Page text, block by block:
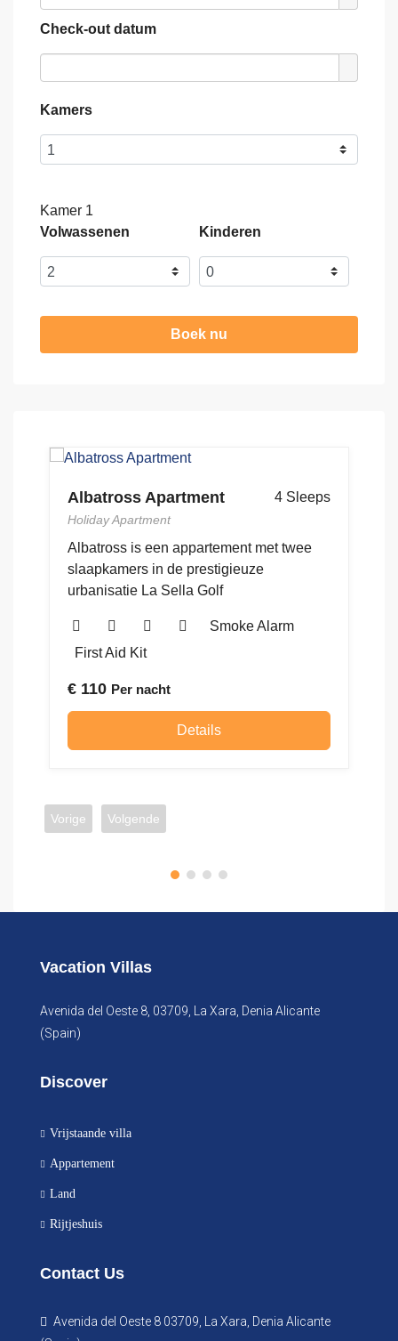
Check-out datum
Kamers
Kamer 1
Volwassenen
Kinderen
Boek nu
Casa Historia, dichtbij het strand
Holiday Villa
Casa Historia, dichtbij het strand
First Aid Kit
Details
Vorige Volgende
Vacation Villas
Avenida del Oeste 8, 03709, La Xara, Denia Alicante
(Spain)
Discover
Vrijstaande villa
Appartement
Land
Rijtjeshuis
Contact Us
Avenida del Oeste 8 03709, La Xara, Denia Alicante